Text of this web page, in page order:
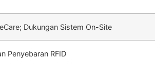
Dukungan Sistem On-Site
Penyebaran RFID